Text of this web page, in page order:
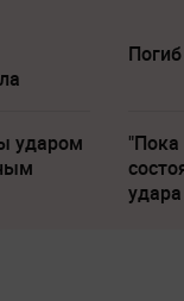
ударом